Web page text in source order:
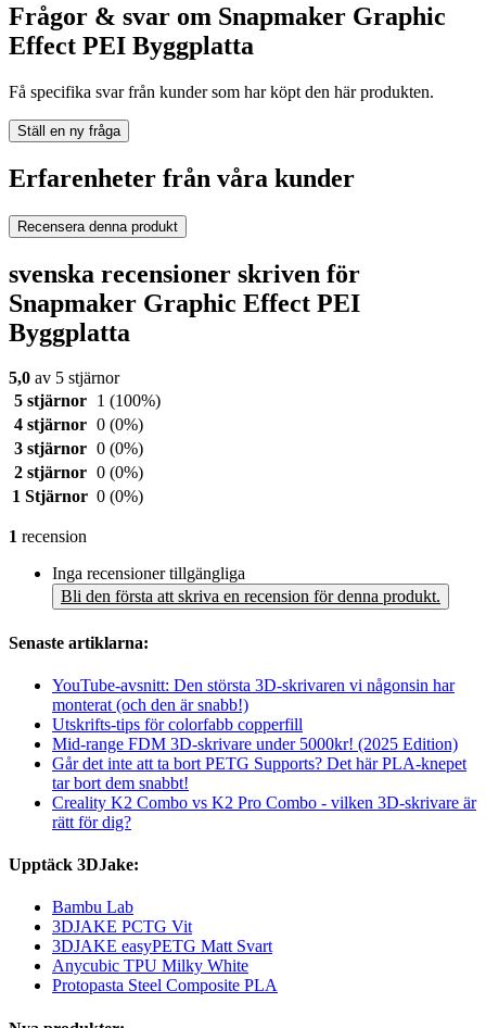
Frågor & svar om Snapmaker Graphic
Effect PEI Byggplatta
Få specifika svar från kunder som har köpt den här produkten.
Ställ en ny fråga
Erfarenheter från våra kunder
Recensera denna produkt
svenska recensioner skriven för
Snapmaker Graphic Effect PEI
Byggplatta
5,0 av 5 stjärnor
5 stjärnor
1 (100%)
4 stjärnor 0 (0%)
3 stjärnor 0 (0%)
2 stjärnor 0 (0%)
1 Stjärnor 0 (0%)
1 recension
Inga recensioner tillgängliga
Bli den första att skriva en recension för denna produkt.
Senaste artiklarna:
YouTube-avsnitt: Den största 3D-skrivaren vi någonsin har
monterat (och den är snabb!)
Utskrifts-tips för colorfabb copperfill
Mid-range FDM 3D-skrivare under 5000kr! (2025 Edition)
Går det inte att ta bort PETG Supports? Det här PLA-knepet
tar bort dem snabbt!
Creality K2 Combo vs K2 Pro Combo - vilken 3D-skrivare är
rätt för dig?
Upptäck 3DJake:
Bambu Lab
3DJAKE PCTG Vit
3DJAKE easyPETG Matt Svart
Anycubic TPU Milky White
Protopasta Steel Composite PLA